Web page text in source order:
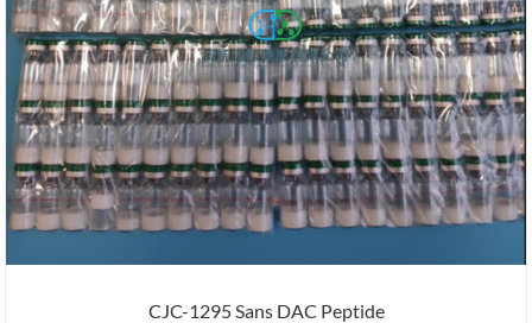
CJC-1295 Sans DAC Peptide